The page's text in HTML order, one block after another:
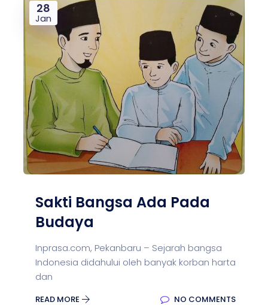
28
Jan
Sakti Bangsa Ada Pada
Budaya
Inprasa.com, Pekanbaru – Sejarah bangsa
Indonesia didahului oleh banyak korban harta
dan
READ MORE NO COMMENTS